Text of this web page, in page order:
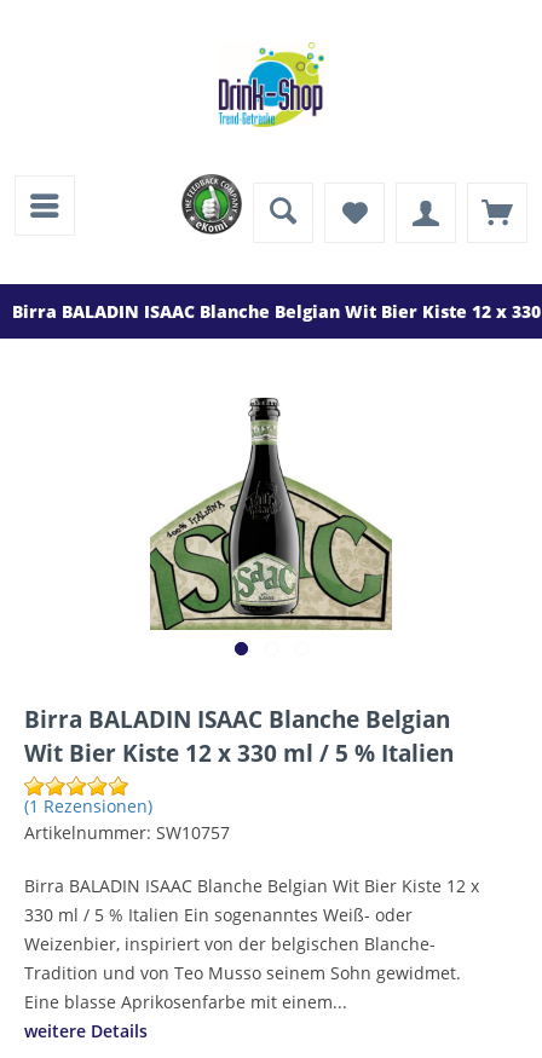
Birra BALADIN ISAAC Blanche Belgian Wit Bier Kiste 12 x
Birra BALADIN ISAAC Blanche Belgian
Wit Bier Kiste 12 x 330 ml / 5 % Italien
(1 Rezensionen)
Artikelnummer: SW10757
Birra BALADIN ISAAC Blanche Belgian Wit Bier Kiste 12 x
330 ml / 5 % Italien Ein sogenanntes Weiß- oder
Weizenbier, inspiriert von der belgischen Blanche-
Tradition und von Teo Musso seinem Sohn gewidmet.
Eine blasse Aprikosenfarbe mit einem...
weitere Details